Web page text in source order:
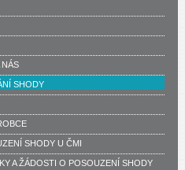
SHODY
SHODY U ČMI
A ŽÁDOSTI O POSOUZENÍ SHODY